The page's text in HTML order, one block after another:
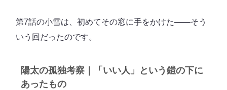
第7話の小雪は、初めてその窓に手をかけた――そう
いう回だったのです。
陽太の孤独考察｜「いい人」という鎧の下に
あったもの